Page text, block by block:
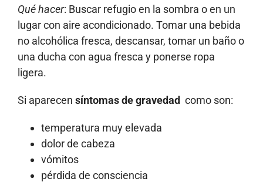
Qué hacer: Buscar refugio en la sombra o en un
lugar con aire acondicionado. Tomar una bebida
no alcohólica fresca, descansar, tomar un baño o
una ducha con agua fresca y ponerse ropa
ligera.
Si aparecen síntomas de gravedad como son:
temperatura muy elevada
dolor de cabeza
vómitos
pérdida de consciencia